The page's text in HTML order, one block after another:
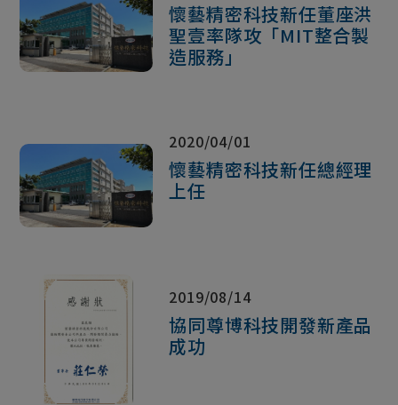
懷藝精密科技新任董座洪
聖壹率隊攻「MIT整合製
造服務」
2020/04/01
懷藝精密科技新任總經理
上任
2019/08/14
協同尊博科技開發新產品
成功